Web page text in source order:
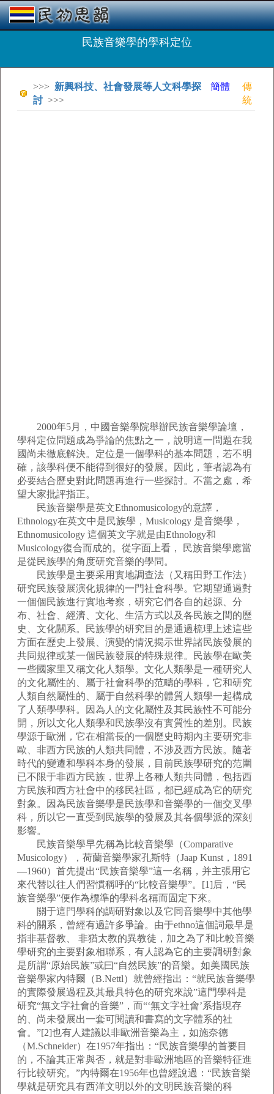
民族音樂學的學科定位
>>> 新興科技、社會發展等人文科學探
討>>>
簡體
傳
統
2000年5月，中國音樂學院舉辦民族音樂學論壇，
學科定位問題成為爭論的焦點之一，說明這一問題在我
國尚未徹底解決。定位是一個學科的基本問題，若不明
確，該學科便不能得到很好的發展。因此，筆者認為有
必要結合歷史對此問題再進行一些探討。不當之處，希
望大家批評指正。
民族音樂學是英文Ethnomusicology的意譯，
Ethnology在英文中是民族學，Musicology 是音樂學，
Ethnomusicology 這個英文字就是由Ethnology和
Musicology復合而成的。從字面上看， 民族音樂學應當
是從民族學的角度研究音樂的學問。
民族學是主要采用實地調查法（又稱田野工作法）
研究民族發展演化規律的一門社會科學。它期望通過對
一個個民族進行實地考察，研究它們各自的起源、分
布、社會、經濟、文化、生活方式以及各民族之間的歷
史、文化關系。民族學的研究目的是通過梳理上述這些
方面在歷史上發展、演變的情況揭示世界諸民族發展的
共同規律或某一個民族發展的特殊規律。民族學在歐美
一些國家里又稱文化人類學。文化人類學是一種研究人
的文化屬性的、屬于社會科學的范疇的學科，它和研究
人類自然屬性的、屬于自然科學的體質人類學一起構成
了人類學學科。因為人的文化屬性及其民族性不可能分
開，所以文化人類學和民族學沒有實質性的差別。民族
學源于歐洲，它在相當長的一個歷史時期內主要研究非
歐、非西方民族的人類共同體，不涉及西方民族。隨著
時代的變遷和學科本身的發展，目前民族學研究的范圍
已不限于非西方民族，世界上各種人類共同體，包括西
方民族和西方社會中的移民社區，都已經成為它的研究
對象。因為民族音樂學是民族學和音樂學的一個交叉學
科，所以它一直受到民族學的發展及其各個學派的深刻
影響。
民族音樂學早先稱為比較音樂學（Comparative
Musicology），荷蘭音樂學家孔斯特（Jaap Kunst，1891
—1960）首先提出“民族音樂學”這一名稱，并主張用它
來代替以往人們習慣稱呼的“比較音樂學”。[1]后，“民
族音樂學”便作為標準的學科名稱而固定下來。
關于這門學科的調研對象以及它同音樂學中其他學
科的關系，曾經有過許多爭論。由于ethno這個詞最早是
指非基督教、 非猶太教的異教徒，加之為了和比較音樂
學研究的主要對象相聯系，有人認為它的主要調研對象
是所謂“原始民族”或曰“自然民族”的音樂。如美國民族
音樂學家內特爾（B.Nettl）就曾經指出：“就民族音樂學
的實際發展過程及其最具特色的研究來說”這門學科是
研究“無文字社會的音樂”，而“‘無文字社會’系指現存
的、尚未發展出一套可閱讀和書寫的文字體系的社
會。”[2]也有人建議以非歐洲音樂為主，如施奈德
（M.Schneider）在1957年指出：“民族音樂學的首要目
的，不論其正常與否，就是對非歐洲地區的音樂特征進
行比較研究。”內特爾在1956年也曾經說過：“民族音樂
學就是研究具有西洋文明以外的文明民族音樂的科